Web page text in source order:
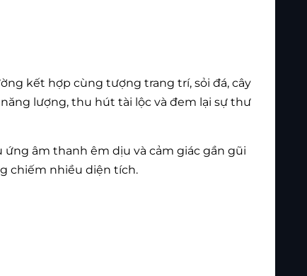
kết hợp cùng tượng trang trí, sỏi đá, cây
lượng, thu hút tài lộc và đem lại sự thư
âm thanh êm dịu và cảm giác gần gũi
chiếm nhiều diện tích.